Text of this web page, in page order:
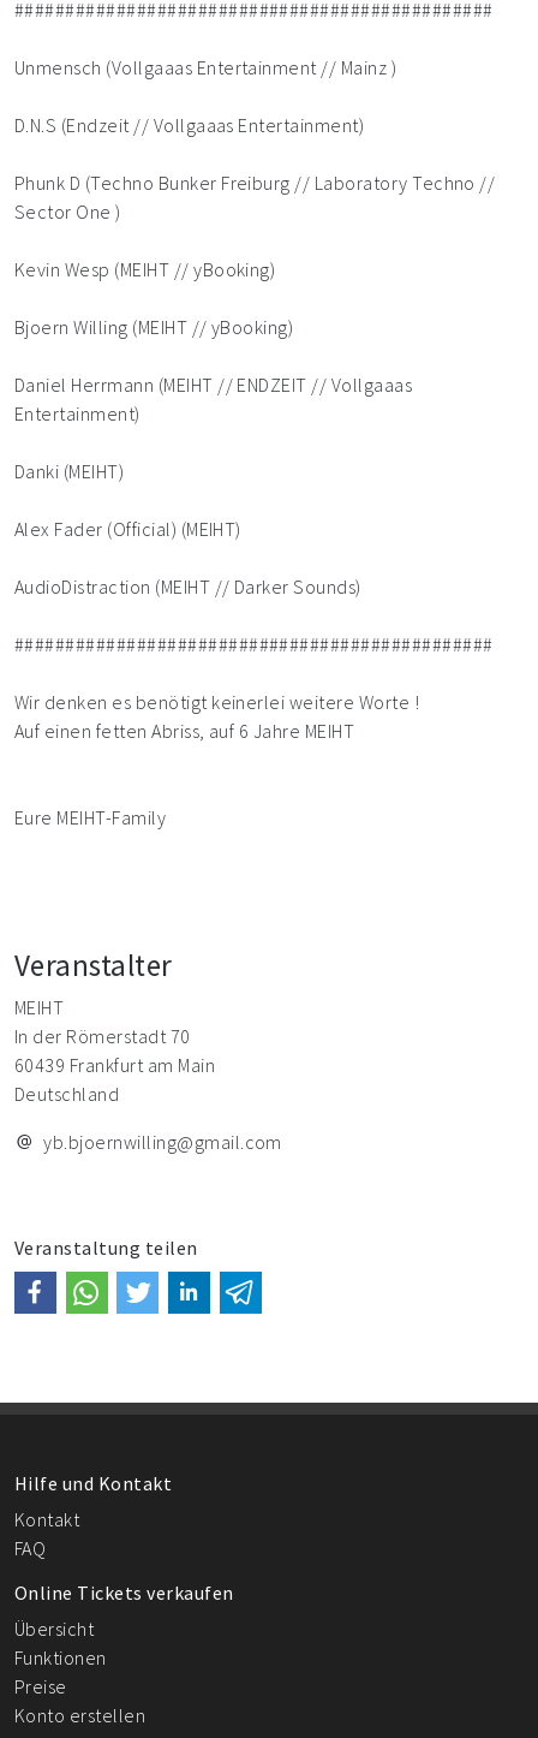
###############################################
Unmensch (Vollgaaas Entertainment // Mainz )
D.N.S (Endzeit // Vollgaaas Entertainment)
Phunk D (Techno Bunker Freiburg // Laboratory Techno //
Sector One )
Kevin Wesp (MEIHT // yBooking)
Bjoern Willing (MEIHT // yBooking)
Daniel Herrmann (MEIHT // ENDZEIT // Vollgaaas
Entertainment)
Danki (MEIHT)
Alex Fader (Official) (MEIHT)
AudioDistraction (MEIHT // Darker Sounds)
###############################################
Wir denken es benötigt keinerlei weitere Worte !
Auf einen fetten Abriss, auf 6 Jahre MEIHT
Eure MEIHT-Family
Veranstalter
MEIHT
In der Römerstadt 70
60439 Frankfurt am Main
Deutschland
yb.bjoernwilling@gmail.com
Veranstaltung teilen
Hilfe und Kontakt
Kontakt
FAQ
Online Tickets verkaufen
Übersicht
Funktionen
Preise
Konto erstellen